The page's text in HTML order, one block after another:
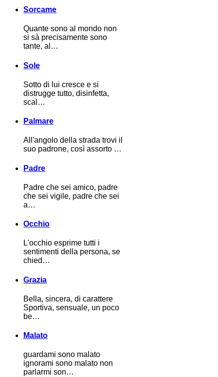
Sorcame
Quante sono al mondo non
si sà precisamente sono
tante, al…
Sole
Sotto di lui cresce e si
distrugge tutto, disinfetta,
scal…
Palmare
All'angolo della strada trovi il
suo padrone, così assorto …
Padre
Padre che sei amico, padre
che sei vigile, padre che sei
a…
Occhio
L'occhio esprime tutti i
sentimenti della persona, se
chied…
Grazia
Bella, sincera, di carattere
Sportiva, sensuale, un poco
be…
Malato
guardami sono malato
ignorami sono malato non
parlarmi son…